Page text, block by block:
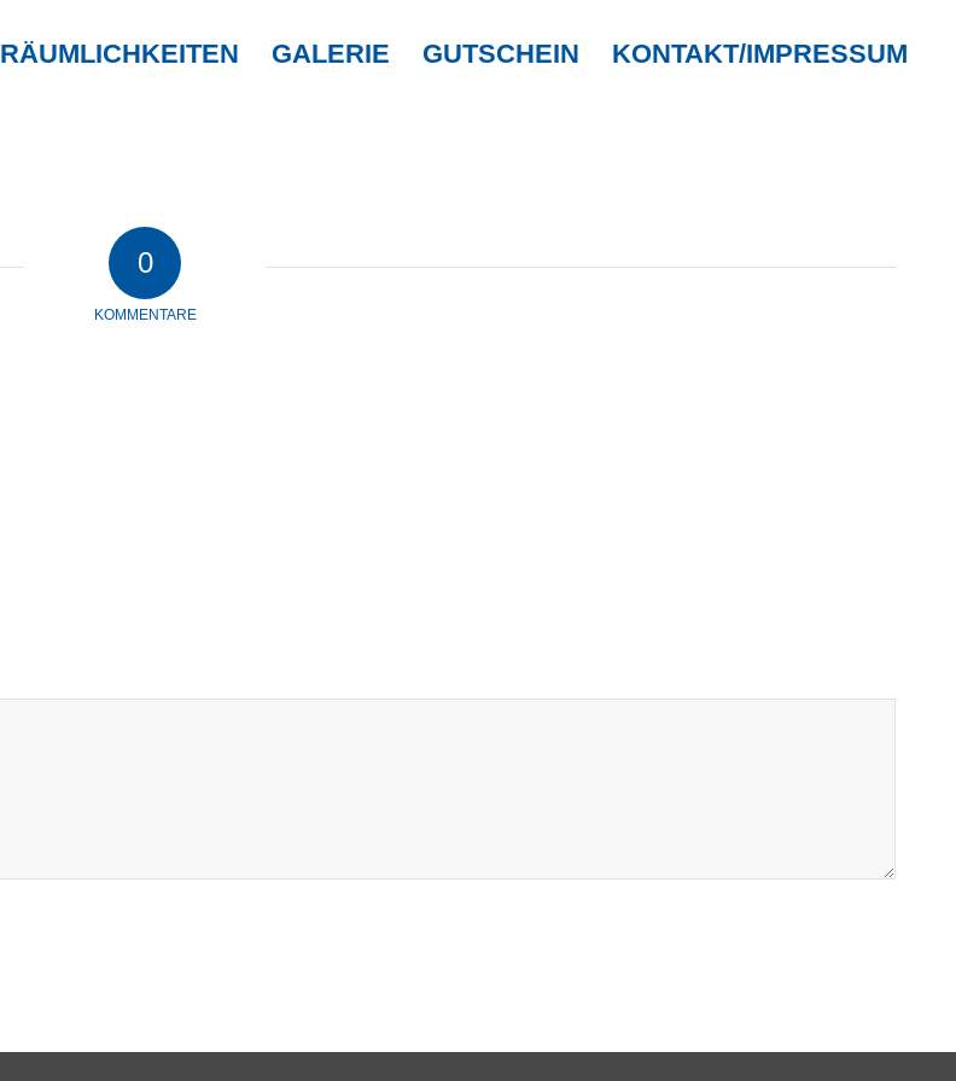
RÄUMLICHKEITEN GALERIE GUTSCHEIN KONTAKT/IMPRESSUM
0
KOMMENTARE